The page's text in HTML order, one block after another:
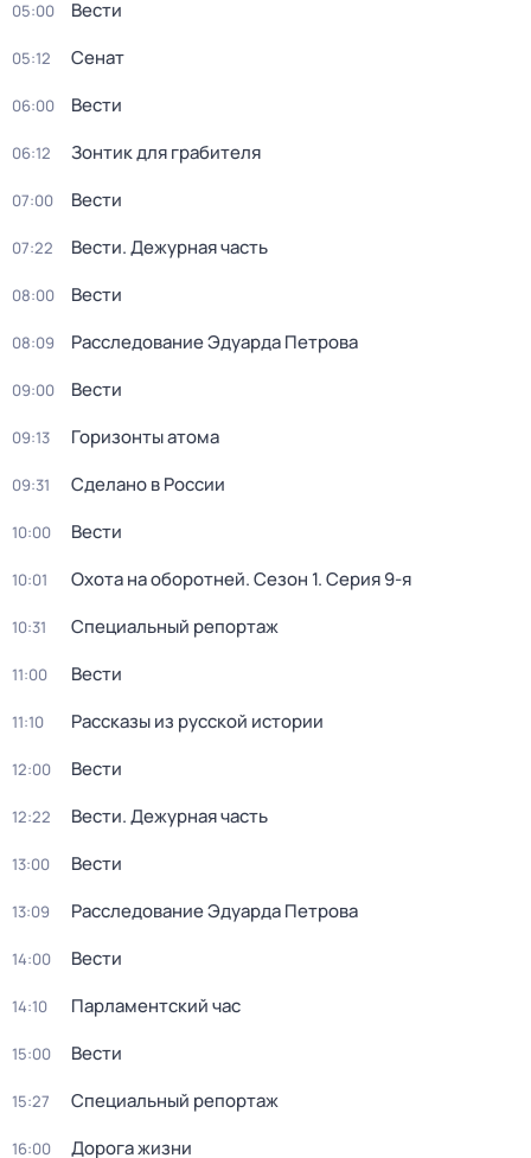
05:00 Вести
05:12 Сенат
06:00 Вести
06:12 Зонтик для грабителя
07:00 Вести
07:22 Вести. Дежурная часть
08:00 Вести
08:09 Расследование Эдуарда Петрова
09:00 Вести
09:13 Горизонты атома
09:31 Сделано в России
10:00 Вести
10:01 Охота на оборотней. Сезон 1. Серия 9-я
10:31 Специальный репортаж
11:00 Вести
11:10 Рассказы из русской истории
12:00 Вести
12:22 Вести. Дежурная часть
13:00 Вести
13:09 Расследование Эдуарда Петрова
14:00 Вести
14:10 Парламентский час
15:00 Вести
15:27 Специальный репортаж
16:00 Дорога жизни